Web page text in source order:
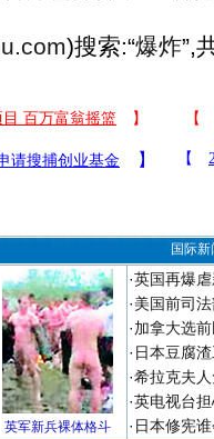
)搜索:“爆炸”,
国际
英军新兵裸体格斗
·英国再爆
·美国前司
·加拿大选
· 日本豆腐
·希拉克夫
·英电视台
· 日本修宪